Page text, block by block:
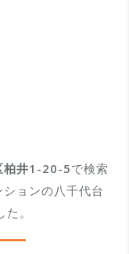
柏井1-20-5で検索
ョンの八千代台
。